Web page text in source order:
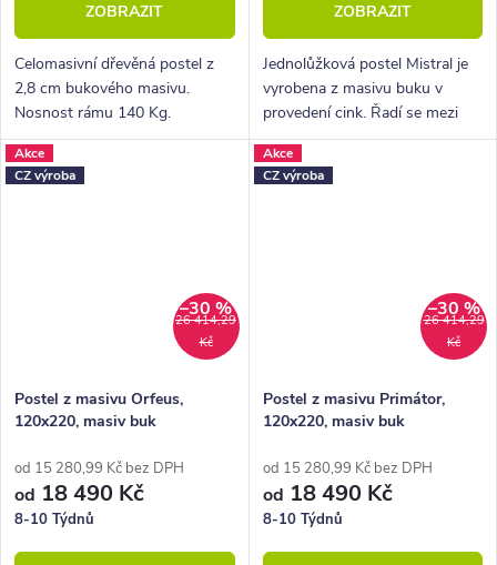
ZOBRAZIT
Celomasivní dřevěná postel z
2,8 cm bukového masivu.
Nosnost rámu 140 Kg.
Povrchová úprava voskem
nebo lakem.
ZOBRAZIT
Jednolůžková postel Mistral je
vyrobena z masivu buku v
provedení cink. Řadí se mezi
kvalitní české výrobky
nábytkové řady HappyBed. U
postele Mistral oceníte zejména
Akce
CZ výroba
26 414,29
Kč
–30 %
Postel z masivu Orfeus,
120x220, masiv buk
od 15 280,99 Kč bez DPH
od 18 490 Kč
8-10 Týdnů
Akce
CZ výroba
26 414,29
Kč
–30 %
Postel z masivu Primátor,
120x220, masiv buk
od 15 280,99 Kč bez DPH
od 18 490 Kč
8-10 Týdnů